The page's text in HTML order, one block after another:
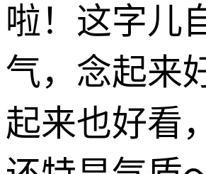
啦！这字儿
气，念起来
起来也好看